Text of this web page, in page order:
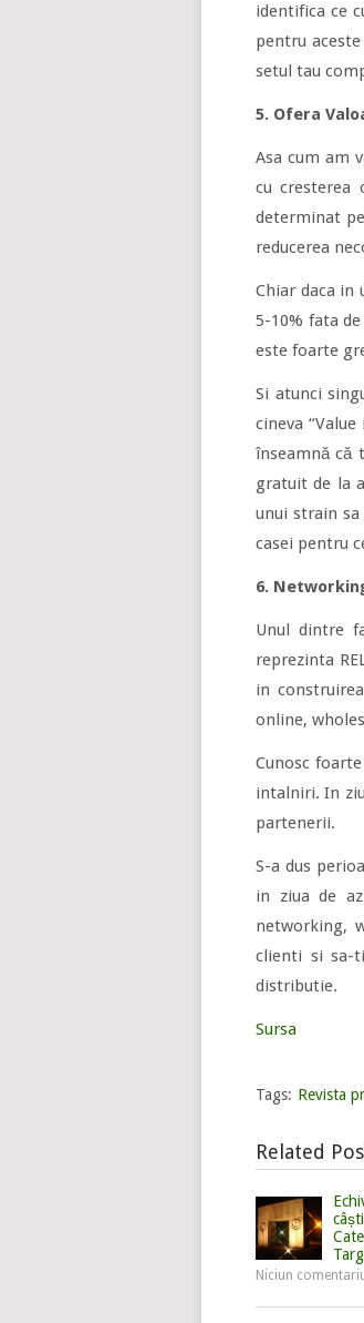
identifica ce
pentru
setul tau
5. Ofera
Asa cum am
cu
determinat
reducerea
Chiar daca in
5-10% fata
este foarte
Si atunci
cineva
înseamnă că
gratuit de la
unui strain
casei pentru
6.
Unul dintre
reprezinta
in
online,
Cunosc
intalniri. In
partenerii.
S-a dus
in ziua de
networking,
clienti si sa-
distributie.
Sursa
Tags: Revista
Related
Niciun